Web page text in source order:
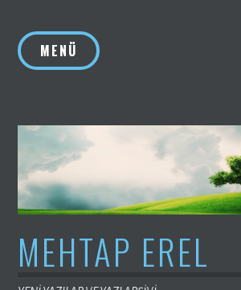
MENÜ
MEHTAP EREL